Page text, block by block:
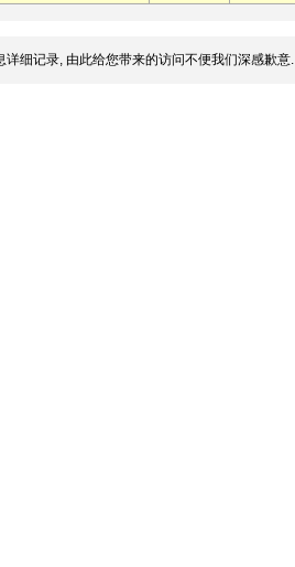
细记录, 由此给您带来的访问不便我们深感歉意.